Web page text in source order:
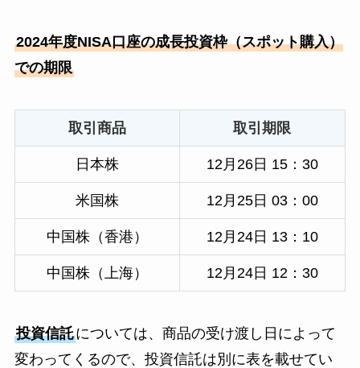
2024年度NISA口座の成長投資枠（スポット購入）
での期限
取引商品 取引期限
日本株 12月26日 15：30
米国株 12月25日 03：00
中国株（香港） 12月24日 13：10
中国株（上海） 12月24日 12：30
投資信託については、商品の受け渡し日によって
変わってくるので、投資信託は別に表を載せてい